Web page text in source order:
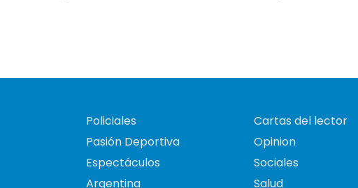
Policiales
Pasión Deportiva
Espectáculos
Argentina
Cartas del lector
Opinion
Sociales
Salud